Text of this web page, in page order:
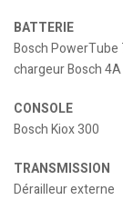
BATTERIE
Bosch PowerTube
chargeur Bosch 4A
CONSOLE
Bosch Kiox 300
TRANSMISSION
Dérailleur externe